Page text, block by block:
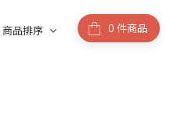
件商品
商品排序